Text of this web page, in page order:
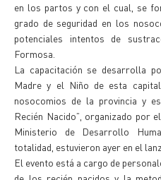
en los partos y con el cual, se
grado de seguridad en los
potenciales intentos de
Formosa.
La capacitación se desarrolla
Madre y el Niño de esta
nosocomios de la provincia y
Recién Nacido”, organizado por
Ministerio de Desarrollo
totalidad, estuvieron ayer en el
El evento está a cargo de